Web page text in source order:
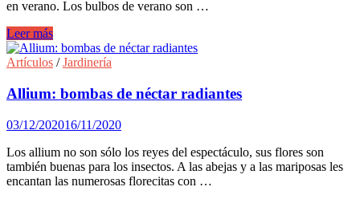
en verano. Los bulbos de verano son …
Las
5
mejores
de
verano
Leer más
Artículos /Jardinería
Allium: bombas de néctar radiantes
03/12/202016/11/2020
Los allium no son sólo los reyes del espectáculo, sus flores son
también buenas para los insectos. A las abejas y a las mariposas les
encantan las numerosas florecitas con …